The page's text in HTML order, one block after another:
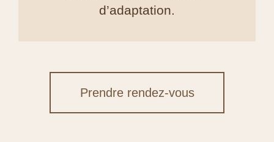
d’adaptation.
Prendre rendez-vous